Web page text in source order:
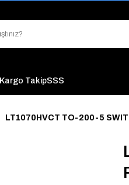
"Binlerce Ürün Çeşitliliği ile
"Toptan Fiyatına Perakende
Kargo TakipSSS
LT1070HVCT TO-200-5